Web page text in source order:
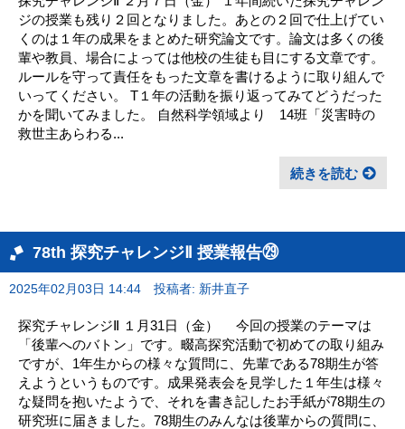
ジの授業も残り２回となりました。あとの２回で仕上げてい
くのは１年の成果をまとめた研究論文です。論文は多くの後
輩や教員、場合によっては他校の生徒も目にする文章です。
ルールを守って責任をもった文章を書けるように取り組んで
いってください。 T１年の活動を振り返ってみてどうだった
かを聞いてみました。 自然科学領域より 14班「災害時の
救世主あらわる...
続きを読む
78th 探究チャレンジⅡ 授業報告㉙
2025年02月03日 14:44 投稿者: 新井直子
探究チャレンジⅡ １月31日（金） 今回の授業のテーマは
「後輩へのバトン」です。畷高探究活動で初めての取り組み
ですが、1年生からの様々な質問に、先輩である78期生が答
えようというものです。成果発表会を見学した１年生は様々
な疑問を抱いたようで、それを書き記したお手紙が78期生の
研究班に届きました。78期生のみんなは後輩からの質問に、